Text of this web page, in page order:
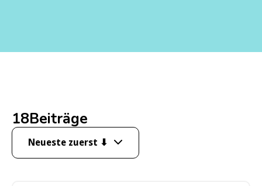
18Beiträge
Neueste zuerst ⬇